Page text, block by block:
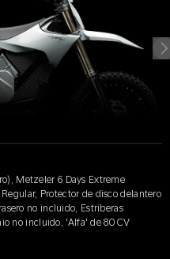
Metzeler 6 Days Extreme
Protector de disco delantero
no incluido, Estriberas
no incluido, 'Alfa' de 80 CV